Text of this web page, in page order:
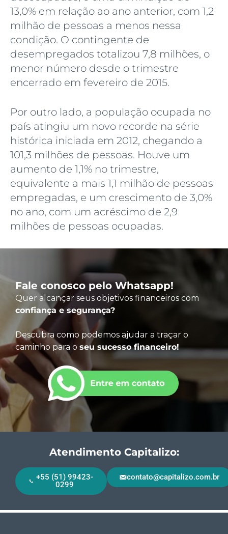
13,0% em relação ao ano anterior, com 1,2
milhão de pessoas a menos nessa
condição. O contingente de
desempregados totalizou 7,8 milhões, o
menor número desde o trimestre
encerrado em fevereiro de 2015.
Por outro lado, a população ocupada no
país atingiu um novo recorde na série
histórica iniciada em 2012, chegando a
101,3 milhões de pessoas. Houve um
aumento de 1,1% no trimestre,
equivalente a mais 1,1 milhão de pessoas
empregadas, e um crescimento de 3,0%
no ano, com um acréscimo de 2,9
milhões de pessoas ocupadas.
Fale conosco pelo Whatsapp!
Quer alcançar seus objetivos financeiros com
confiança e segurança?
Descubra como podemos ajudar a traçar o
caminho para o seu sucesso financeiro!
Atendimento Capitalizo:
+55 (51) 99423-
0299
contato@capitalizo.com.br